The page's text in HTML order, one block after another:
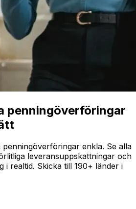
penningöverföringar
enkla. Se alla
leveransuppskattningar och
i realtid. Skicka till 190+ länder i